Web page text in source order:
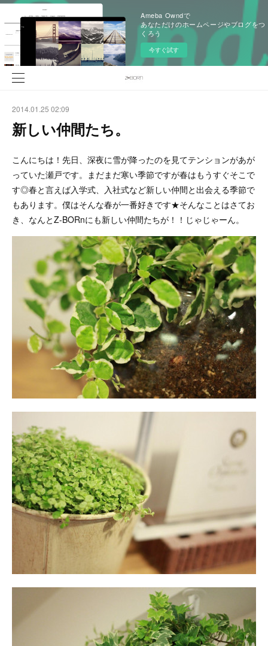
Ameba Owndで
あなただけのホームページやブログをつ
くろう
今すぐ試す
2014.01.25 02:09
新しい仲間たち。
こんにちは！先日、深夜に雪が降ったのを見てテンションがあが
っていた瀬戸です。まだまだ寒い季節ですが春はもうすぐそこで
す◎春と言えば入学式、入社式など新しい仲間と出会える季節で
もあります。僕はそんな春が一番好きです★そんなことはさてお
き、なんとZ-BORnにも新しい仲間たちが！！じゃじゃーん。